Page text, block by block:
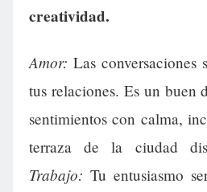
creatividad.
Amor: Las conversaciones
tus relaciones. Es un buen
sentimientos con calma,
terraza de la ciudad
Trabajo: Tu entusiasmo